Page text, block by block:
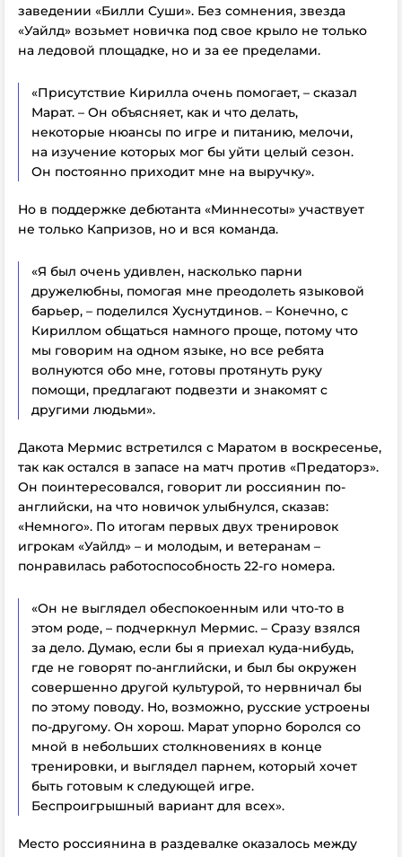
заведении «Билли Суши». Без сомнения, звезда
«Уайлд» возьмет новичка под свое крыло не только
на ледовой площадке, но и за ее пределами.
«Присутствие Кирилла очень помогает, – сказал
Марат. – Он объясняет, как и что делать,
некоторые нюансы по игре и питанию, мелочи,
на изучение которых мог бы уйти целый сезон.
Он постоянно приходит мне на выручку».
Но в поддержке дебютанта «Миннесоты» участвует
не только Капризов, но и вся команда.
«Я был очень удивлен, насколько парни
дружелюбны, помогая мне преодолеть языковой
барьер, – поделился Хуснутдинов. – Конечно, с
Кириллом общаться намного проще, потому что
мы говорим на одном языке, но все ребята
волнуются обо мне, готовы протянуть руку
помощи, предлагают подвезти и знакомят с
другими людьми».
Дакота Мермис встретился с Маратом в воскресенье,
так как остался в запасе на матч против «Предаторз».
Он поинтересовался, говорит ли россиянин по-
английски, на что новичок улыбнулся, сказав:
«Немного». По итогам первых двух тренировок
игрокам «Уайлд» – и молодым, и ветеранам –
понравилась работоспособность 22-го номера.
«Он не выглядел обеспокоенным или что-то в
этом роде, – подчеркнул Мермис. – Сразу взялся
за дело. Думаю, если бы я приехал куда-нибудь,
где не говорят по-английски, и был бы окружен
совершенно другой культурой, то нервничал бы
по этому поводу. Но, возможно, русские устроены
по-другому. Он хорош. Марат упорно боролся со
мной в небольших столкновениях в конце
тренировки, и выглядел парнем, который хочет
быть готовым к следующей игре.
Беспроигрышный вариант для всех».
Место россиянина в раздевалке оказалось между